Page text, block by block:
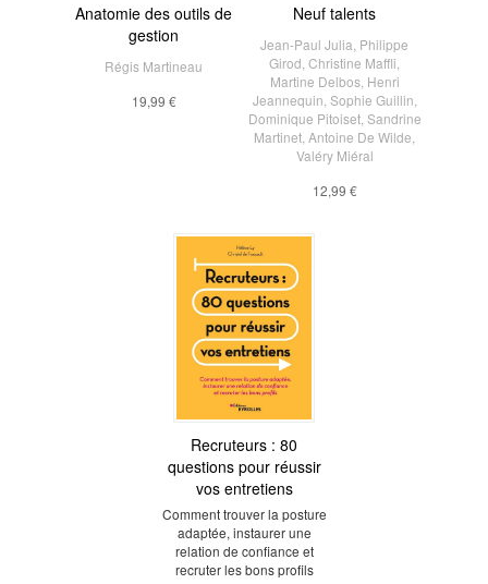
Anatomie des outils de
gestion
Régis Martineau
19,99 €
Neuf talents
Jean-Paul Julia Philippe
Girod Christine Maffli
Martine Delbos, Henri
Jeannequin Sophie Guillin
Dominique Pitoiset, Sandrine
Martinet Antoine De Wilde
Valéry Miéral
12,99 €
Recruteurs : 80
questions pour réussir
vos entretiens
Comment trouver la posture
adaptée, instaurer une
relation de confiance et
recruter les bons profils